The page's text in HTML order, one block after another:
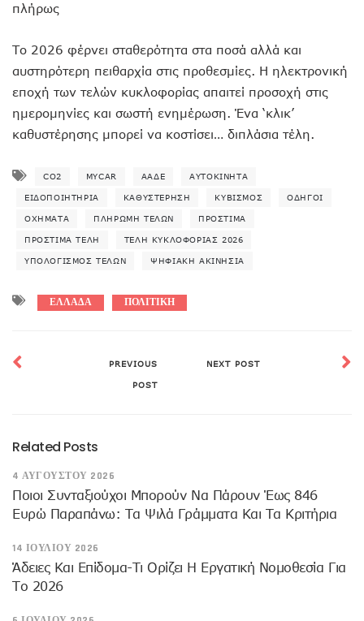
πλήρως
Το 2026 φέρνει σταθερότητα στα ποσά αλλά και
αυστηρότερη πειθαρχία στις προθεσμίες. Η ηλεκτρονική
εποχή των τελών κυκλοφορίας απαιτεί προσοχή στις
ημερομηνίες και σωστή ενημέρωση. Ένα ‘κλικ’
καθυστέρησης μπορεί να κοστίσει… διπλάσια τέλη.
CO2 MYCAR ΑΑΔΕ ΑΥΤΟΚΊΝΗΤΑ
ΕΙΔΟΠΟΙΗΤΉΡΙΑ ΚΑΘΥΣΤΈΡΗΣΗ ΚΥΒΙΣΜΌΣ ΟΔΗΓΟΊ
ΟΧΉΜΑΤΑ ΠΛΗΡΩΜΉ ΤΕΛΏΝ ΠΡΌΣΤΙΜΑ
ΠΡΌΣΤΙΜΑ ΤΈΛΗ ΤΈΛΗ ΚΥΚΛΟΦΟΡΊΑΣ 2026
ΥΠΟΛΟΓΙΣΜΌΣ ΤΕΛΏΝ ΨΗΦΙΑΚΉ ΑΚΙΝΗΣΊΑ
ΕΛΛΑΔΑ ΠΟΛΙΤΙΚΗ
PREVIOUS
POST
NEXT POST
Related Posts
4 ΑΥΓΟΎΣΤΟΥ 2026
Ποιοι Συνταξιούχοι Μπορούν Να Πάρουν Έως 846
Ευρώ Παραπάνω: Τα Ψιλά Γράμματα Και Τα Κριτήρια
14 ΙΟΥΛΊΟΥ 2026
Άδειες Και Επίδομα-Τι Ορίζει Η Εργατική Νομοθεσία Για
Το 2026